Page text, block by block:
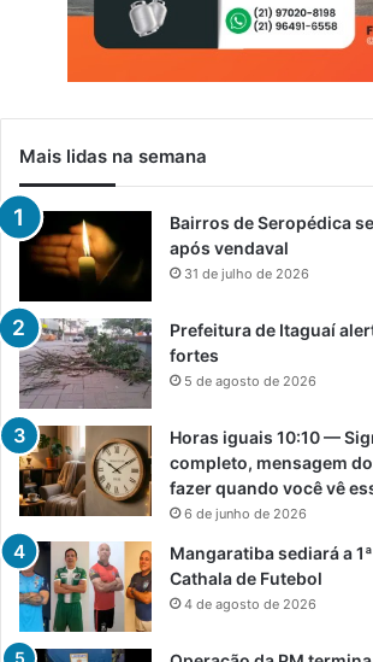
Mais lidas na semana
Bairros de Seropédica
após vendaval
31 de julho de 2026
Prefeitura de Itaguaí
fortes
5 de agosto de 2026
Horas iguais 10:10 —
completo, mensagem
fazer quando você vê
6 de junho de 2026
Mangaratiba sediará a
Cathala de Futebol
4 de agosto de 2026